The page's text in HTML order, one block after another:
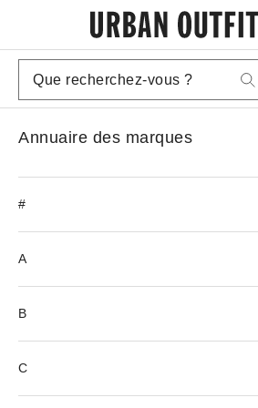
Annuaire des marques
#
A
B
C